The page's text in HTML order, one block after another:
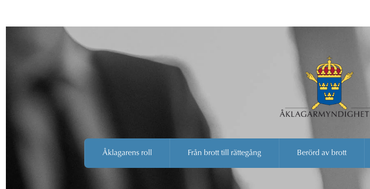
Åklagarens roll Från brott till rättegång Berörd av brott